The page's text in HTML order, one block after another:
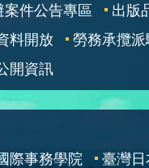
件公告專區
出版
料開放
勞務承攬派
開資訊
際事務學院
臺灣日